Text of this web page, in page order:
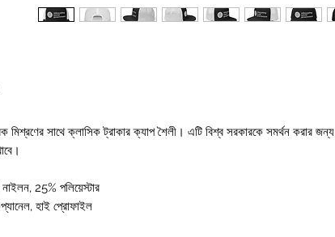
মিশ্রণের সাথে ক্লাসিক ট্রাকার ক্যাপ শৈলী। এটি বিশ্ব সরকারকে সমর্থন করার জন্য
25% পলিয়েস্টার
প্যানেল, হাই প্রোফাইল